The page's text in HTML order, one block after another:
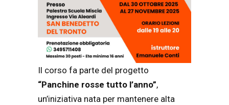
Il corso fa parte del progetto
“Panchine rosse tutto l’anno”,
un’iniziativa nata per mantenere alta